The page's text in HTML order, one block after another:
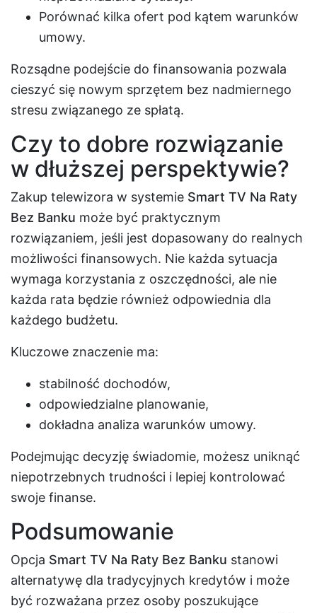
Porównać kilka ofert pod kątem warunków
umowy.
Rozsądne podejście do finansowania pozwala
cieszyć się nowym sprzętem bez nadmiernego
stresu związanego ze spłatą.
Czy to dobre rozwiązanie
w dłuższej perspektywie?
Zakup telewizora w systemie Smart TV Na Raty
Bez Banku może być praktycznym
rozwiązaniem, jeśli jest dopasowany do realnych
możliwości finansowych. Nie każda sytuacja
wymaga korzystania z oszczędności, ale nie
każda rata będzie również odpowiednia dla
każdego budżetu.
Kluczowe znaczenie ma:
stabilność dochodów,
odpowiedzialne planowanie,
dokładna analiza warunków umowy.
Podejmując decyzję świadomie, możesz uniknąć
niepotrzebnych trudności i lepiej kontrolować
swoje finanse.
Podsumowanie
Opcja Smart TV Na Raty Bez Banku stanowi
alternatywę dla tradycyjnych kredytów i może
być rozważana przez osoby poszukujące